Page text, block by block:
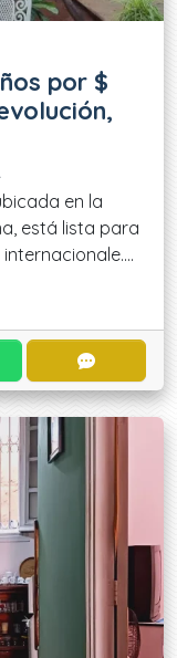
por $
en la
está lista para
POR